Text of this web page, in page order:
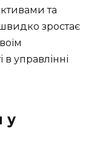
та
зростає
в управлінні
у